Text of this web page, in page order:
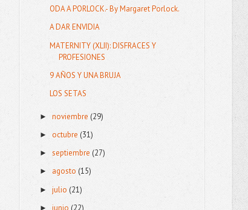
ODA A PORLOCK.- By Margaret Porlock.
A DAR ENVIDIA
MATERNITY (XLII): DISFRACES Y
PROFESIONES
9 AÑOS Y UNA BRUJA
LOS SETAS
►noviembre(29)
►octubre(31)
►septiembre (27)
► agosto(15)
►julio (21)
►junio(22)